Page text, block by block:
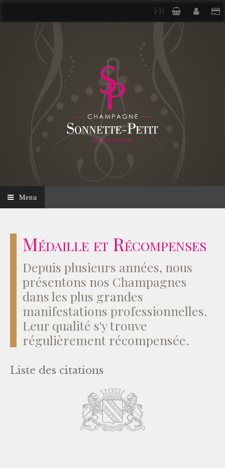
FR
Menu
Médaille et Récompenses
Depuis plusieurs années, nous
présentons nos Champagnes
dans les plus grandes
manifestations professionnelles.
Leur qualité s'y trouve
régulièrement récompensée.
Liste des citations